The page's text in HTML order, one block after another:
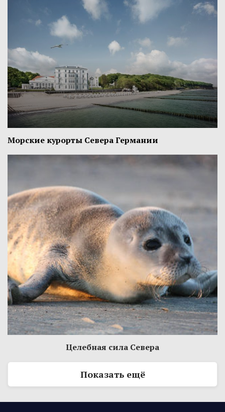
Морские курорты Севера Германии
Целебная сила Севера
Показать ещё